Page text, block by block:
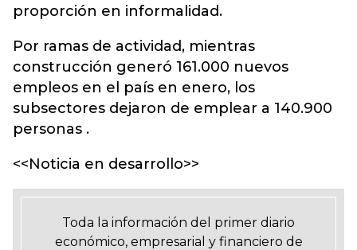
proporción en informalidad.
Por ramas de actividad, mientras
construcción generó 161.000 nuevos
empleos en el país en enero, los
subsectores dejaron de emplear a 140.900
personas .
<<Noticia en desarrollo>>
Toda la información del primer diario
económico, empresarial y financiero de